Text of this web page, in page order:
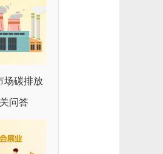
场碳排放
问答